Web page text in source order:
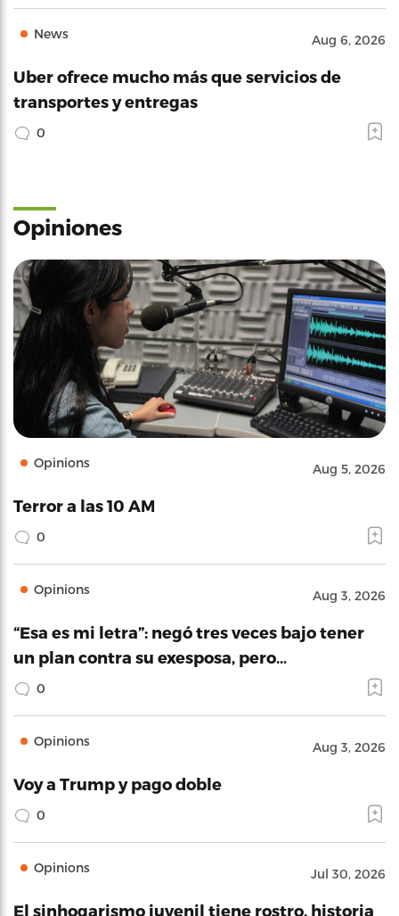
News Aug 6, 2026
Uber ofrece mucho más que servicios de
transportes y entregas
0
Opiniones
Opinions Aug 5, 2026
Terror a las 10 AM
0
Opinions Aug 3, 2026
“Esa es mi letra”: negó tres veces bajo tener
un plan contra su exesposa, pero…
0
Opinions Aug 3, 2026
Voy a Trump y pago doble
0
Opinions Jul 30, 2026
El sinhogarismo juvenil tiene rostro, historia